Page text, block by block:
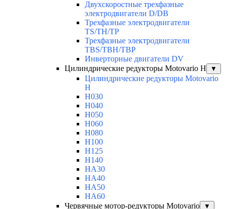
Двухскоростные трехфазные
электродвигатели D/DB
Трехфазные электродвигатели
TS/TH/TP
Трехфазные электродвигатели
TBS/TBH/TBP
Инверторные двигатели DV
Цилиндрические редукторы Motovario H
▼
Цилиндрические редукторы Motovario
H
H030
H040
H050
H060
H080
H100
H125
H140
HA30
HA40
HA50
HA60
Червячные мотор-редукторы Motovario
▼